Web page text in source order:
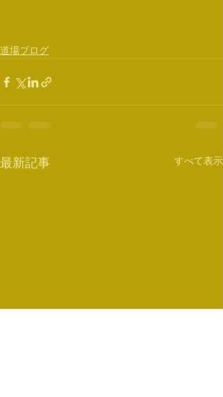
道場ブログ
最新記事 すべて表示